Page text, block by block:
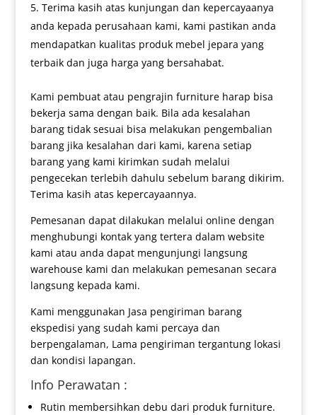
Terima kasih atas kunjungan dan kepercayaanya
anda kepada perusahaan kami, kami pastikan anda
mendapatkan kualitas produk mebel jepara yang
terbaik dan juga harga yang bersahabat.
Kami pembuat atau pengrajin furniture harap bisa
bekerja sama dengan baik. Bila ada kesalahan
barang tidak sesuai bisa melakukan pengembalian
barang jika kesalahan dari kami, karena setiap
barang yang kami kirimkan sudah melalui
pengecekan terlebih dahulu sebelum barang dikirim.
Terima kasih atas kepercayaannya.
Pemesanan dapat dilakukan melalui online dengan
menghubungi kontak yang tertera dalam website
kami atau anda dapat mengunjungi langsung
warehouse kami dan melakukan pemesanan secara
langsung kepada kami.
Kami menggunakan Jasa pengiriman barang
ekspedisi yang sudah kami percaya dan
berpengalaman, Lama pengiriman tergantung lokasi
dan kondisi lapangan.
Info Perawatan :
Rutin membersihkan debu dari produk furniture.